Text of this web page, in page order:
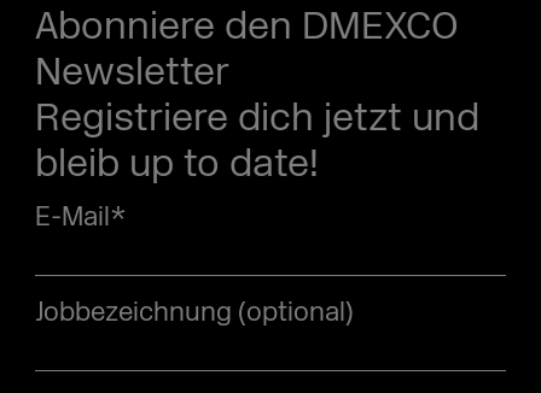
Abonniere den DMEXCO
Newsletter
Registriere dich jetzt und
bleib up to date!
E-Mail*
Jobbezeichnung (optional)